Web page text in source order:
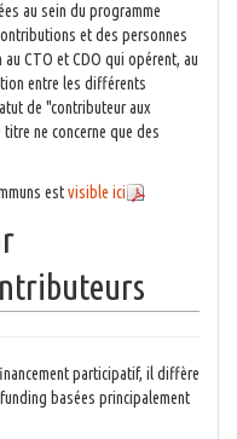
au sein du programme
et des personnes
CTO et CDO qui opérent, au
entre les différents
de "contributeur aux
ne concerne que des
estvisible ici
participatif, il diffère
basées principalement